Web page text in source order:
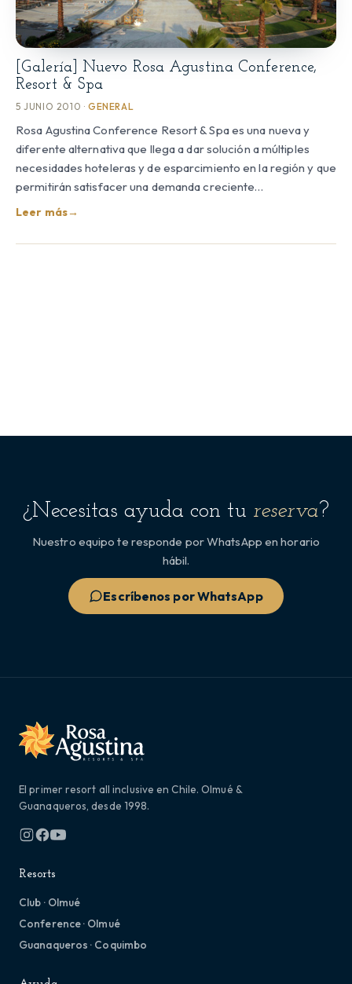
[Galería] Nuevo Rosa Agustina Conference,
Resort & Spa
5 JUNIO 2010 · GENERAL
Rosa Agustina Conference Resort & Spa es una nueva y
diferente alternativa que llega a dar solución a múltiples
necesidades hoteleras y de esparcimiento en la región y que
permitirán satisfacer una demanda creciente…
Leer más→
¿Necesitas ayuda con tu reserva?
Nuestro equipo te responde por WhatsApp en horario
hábil.
Escríbenos por WhatsApp
El primer resort all inclusive en Chile. Olmué &
Guanaqueros, desde 1998.
Resorts
Club · Olmué
Conference · Olmué
Guanaqueros · Coquimbo